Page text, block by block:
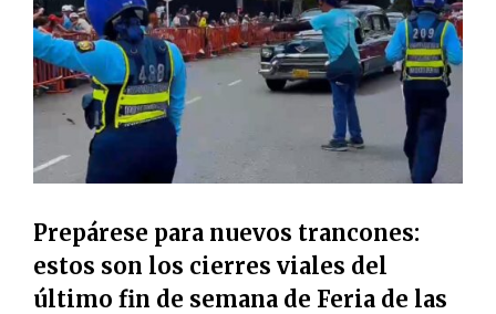
Prepárese para nuevos trancones:
estos son los cierres viales del
último fin de semana de Feria de las